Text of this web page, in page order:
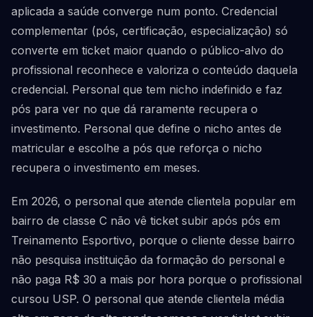
aplicada a saúde converge num ponto. Credencial
complementar (pós, certificação, especialização) só
converte em ticket maior quando o público-alvo do
profissional reconhece e valoriza o conteúdo daquela
credencial. Personal que tem nicho indefinido e faz
pós para ver no que dá raramente recupera o
investimento. Personal que define o nicho antes de
matricular e escolhe a pós que reforça o nicho
recupera o investimento em meses.
Em 2026, o personal que atende clientela popular em
bairro de classe C não vê ticket subir após pós em
Treinamento Esportivo, porque o cliente desse bairro
não pesquisa instituição da formação do personal e
não paga R$ 30 a mais por hora porque o profissional
cursou USP. O personal que atende clientela média